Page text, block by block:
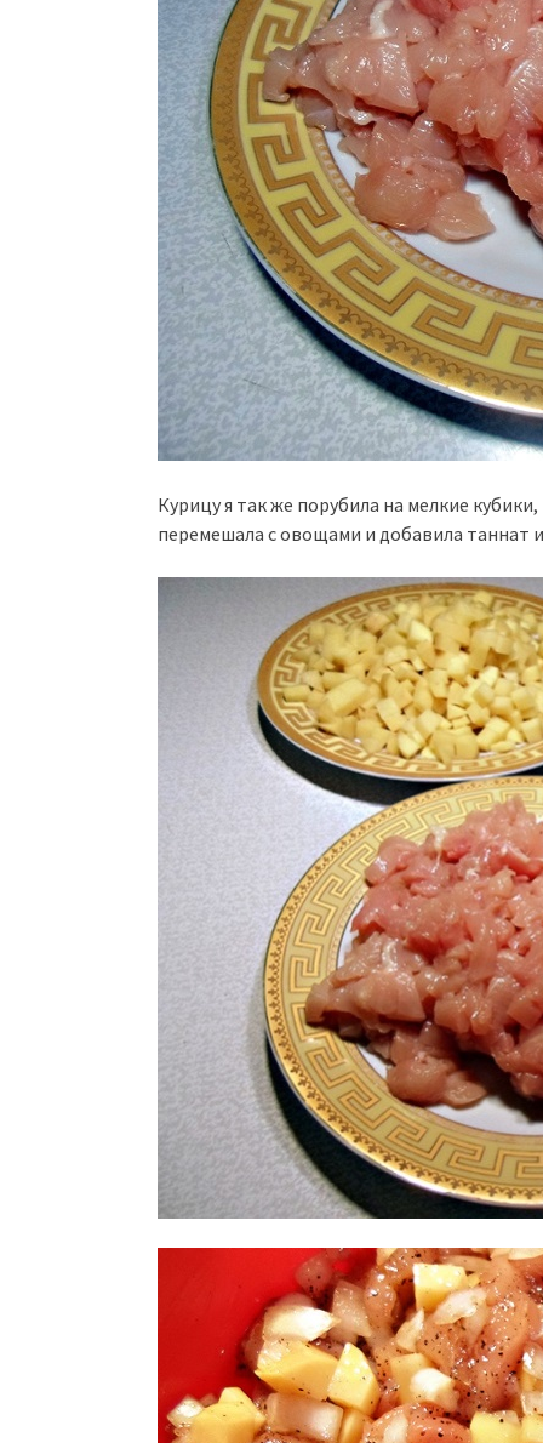
Курицу я так же порубила на мелкие кубики,
перемешала с овощами и добавила таннат